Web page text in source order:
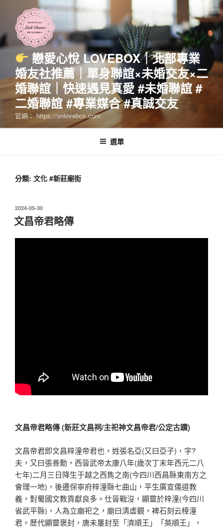
要
戀愛心悅 LOVEBOX｜北部專業
婚友社推薦｜單身聯誼×未婚交友×二
婚聯誼｜快速遇見真愛 #未婚聯誼 #
二婚聯誼 #專業媒合 #真誠交友
官網： https://onlovebox.com
選單
分類: 文化 #新莊廟街
發
佈
於
2024-05-30
文昌帝君略傳
文昌帝君略傳 (新莊文昌祠/主祀神文昌帝君/公定古蹟)
文昌帝君即文昌梓潼帝君也，姓張名亞(又曰亞子)，字?
夫，又曰張善勳，西晉武帝太康八年(歲次丁末年西元二八
七年)二月三日降生于越之西雋之南(今四川西昌縣東南方之
會理一地)，後遷保寧府梓潼縣七曲山，平生廣宣儒道教
義，對蜀國文教貢獻良多。仕晉戰沒，顯靈於梓潼(今四川
省武平縣)，人為立廟祀之，廟曰清虛觀，裨石刻云樟潼
君。歷代顯靈褒封，唐未屢封至「濟順王」「英順王」，